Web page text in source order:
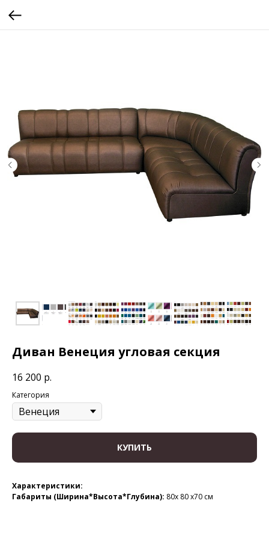
Диван Венеция угловая секция
16 200 р.
Категория
КУПИТЬ
Характеристики:
Габариты (Ширина*Высота*Глубина): 80x 80 x70 см